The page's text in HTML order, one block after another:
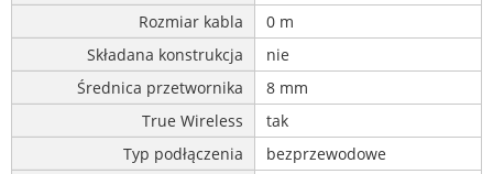
Rozmiar kabla
0 m
Składana konstrukcja
nie
Średnica przetwornika
8 mm
True Wireless
tak
Typ podłączenia
bezprzewodowe